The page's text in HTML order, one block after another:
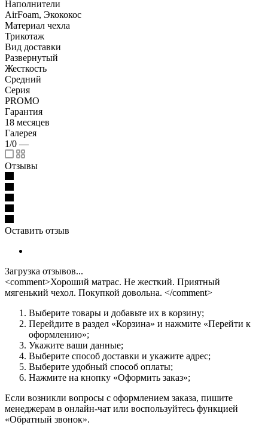
Наполнители
AirFoam, Экококос
Материал чехла
Трикотаж
Вид доставки
Развернутый
Жесткость
Средний
Серия
PROMO
Гарантия
18 месяцев
Галерея
1/0 —
Отзывы
Оставить отзыв
Загрузка отзывов...
<comment>Хороший матрас. Не жесткий. Приятный
мягенький чехол. Покупкой довольна. </comment>
Выберите товары и добавьте их в корзину;
Перейдите в раздел «Корзина» и нажмите «Перейти к
оформлению»;
Укажите ваши данные;
Выберите способ доставки и укажите адрес;
Выберите удобный способ оплаты;
Нажмите на кнопку «Оформить заказ»;
Если возникли вопросы с оформлением заказа, пишите
менеджерам в онлайн-чат или воспользуйтесь функцией
«Обратный звонок».